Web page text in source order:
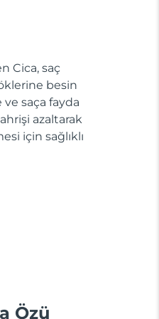
Cica, saç
besin
saça fayda
azaltarak
için sağlıklı
Özü